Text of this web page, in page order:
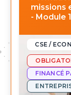
missions
- Module
CSE /